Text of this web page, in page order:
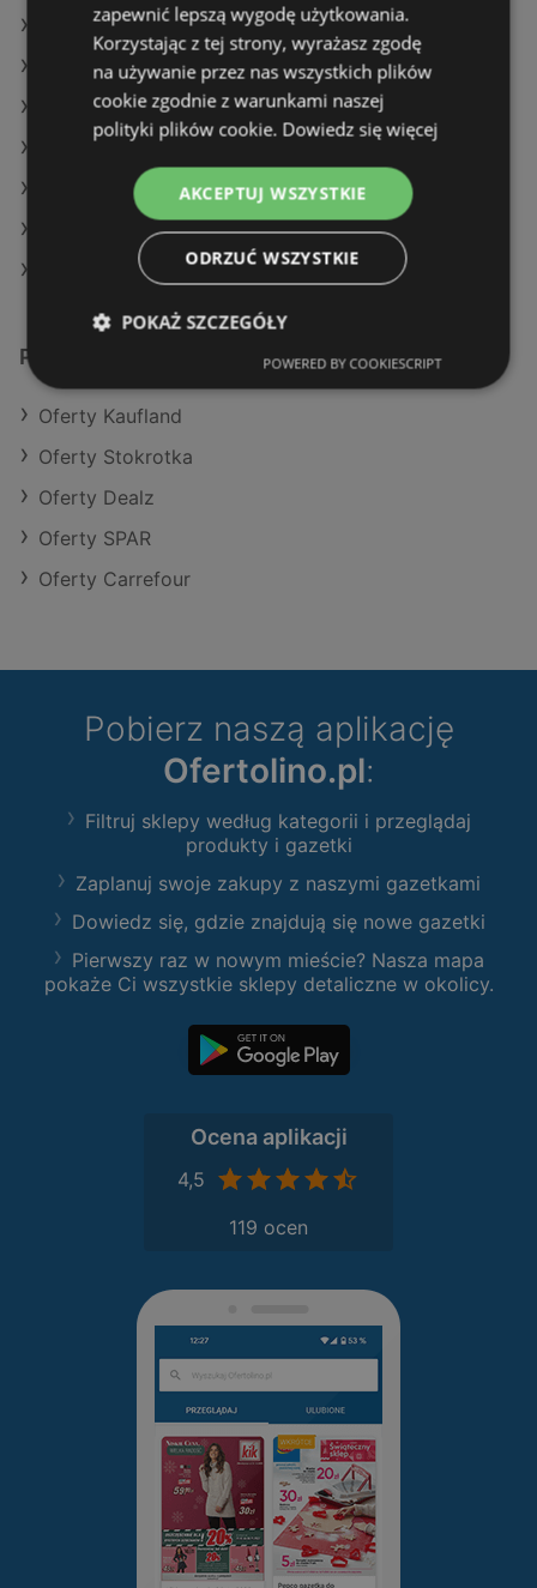
Oferty Dealz
Aktualne gazetki Stokrotka
Aktualne gazetki Action
Aktualne gazetki Eurocash
Aktualne gazetki Dealz
Aktualne gazetki Carrefour
Sklepy Netto w Międzyzdroje
Podobne sklepy detaliczne
Oferty Kaufland
Oferty Stokrotka
Oferty Dealz
Oferty SPAR
Oferty Carrefour
Pobierz naszą aplikację
Ofertolino.pl:
Filtruj sklepy według kategorii i przeglądaj
produkty i gazetki
Zaplanuj swoje zakupy z naszymi gazetkami
Dowiedz się, gdzie znajdują się nowe gazetki
Pierwszy raz w nowym mieście? Nasza mapa
pokaże Ci wszystkie sklepy detaliczne w okolicy.
Ocena aplikacji
4,5
119 ocen
zapewnić lepszą wygodę użytkowania.
Korzystając z tej strony, wyrażasz zgodę
na używanie przez nas wszystkich plików
cookie zgodnie z warunkami naszej
polityki plików cookie. Dowiedz się więcej
AKCEPTUJ WSZYSTKIE
ODRZUĆ WSZYSTKIE
POKAŻ SZCZEGÓŁY
POWERED BY COOKIESCRIPT